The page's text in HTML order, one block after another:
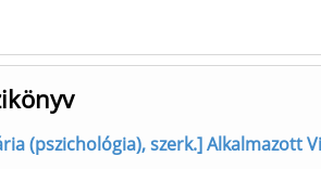
(pszichológia), szerk.] Alkalmazott